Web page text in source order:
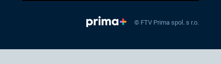
© FTV Prima spol. s r.o.